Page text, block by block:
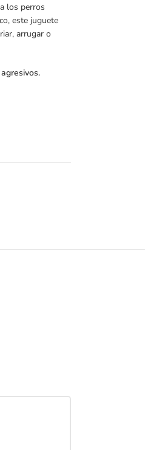
los perros
este juguete
arrugar o